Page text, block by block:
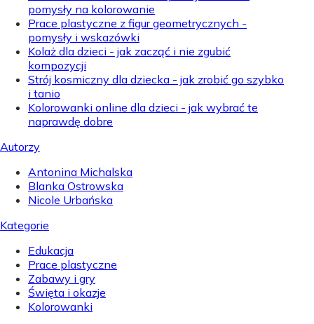
pomysły na kolorowanie
Prace plastyczne z figur geometrycznych -
pomysły i wskazówki
Kolaż dla dzieci - jak zacząć i nie zgubić
kompozycji
Strój kosmiczny dla dziecka - jak zrobić go szybko
i tanio
Kolorowanki online dla dzieci - jak wybrać te
naprawdę dobre
Autorzy
Antonina Michalska
Blanka Ostrowska
Nicole Urbańska
Kategorie
Edukacja
Prace plastyczne
Zabawy i gry
Święta i okazje
Kolorowanki